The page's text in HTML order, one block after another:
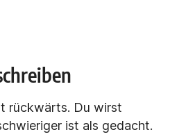
rückwärts. Du wirst
ist als gedacht.